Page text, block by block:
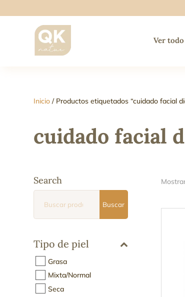
Ver todo
Inicio / Productos etiquetados “cuidado facial
cuidado facial
Search
por:
Buscar
Tipo de piel
Grasa
Mixta/Normal
Seca